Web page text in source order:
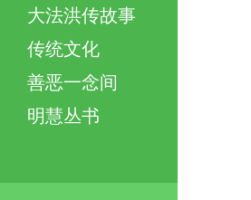
大法洪传故事
传统文化
善恶一念间
明慧丛书